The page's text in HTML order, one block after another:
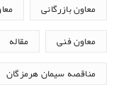
معاون بازرگانی
معاون فنی مقاله
مناقصه سیمان هرمزگان